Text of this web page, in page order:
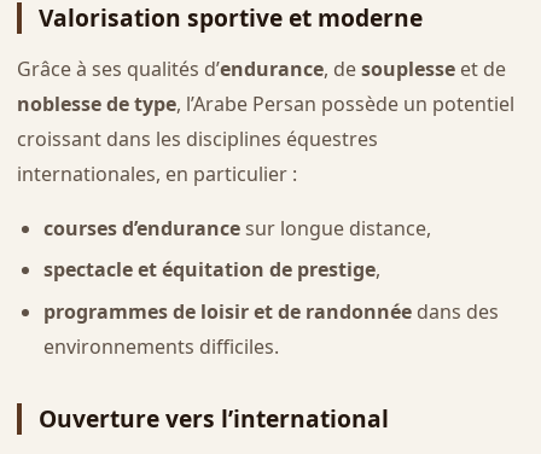
Valorisation sportive et moderne
Grâce à ses qualités d’endurance, desouplesseet de
noblesse de type, l’Arabe Persan possède un potentiel
croissant dans les disciplines équestres
internationales, en particulier :
courses d’endurancesur longue distance,
spectacle et équitation de prestige,
programmes de loisir et de randonnéedans des
environnements difficiles.
Ouverture vers l’international